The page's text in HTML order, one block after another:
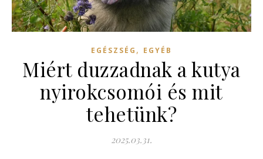
EGÉSZSÉG , EGYÉB
Miért duzzadnak a kutya
nyirokcsomói és mit
tehetünk?
2025.03.31.